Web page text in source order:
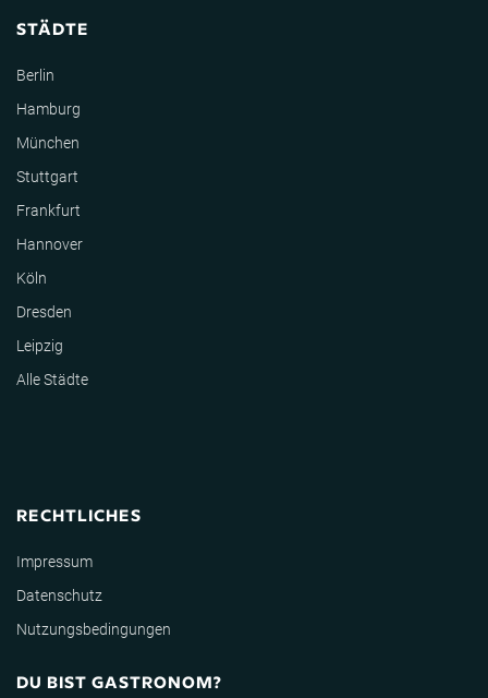
STÄDTE
Berlin
Hamburg
München
Stuttgart
Frankfurt
Hannover
Köln
Dresden
Leipzig
Alle Städte
RECHTLICHES
Impressum
Datenschutz
Nutzungsbedingungen
DU BIST GASTRONOM?